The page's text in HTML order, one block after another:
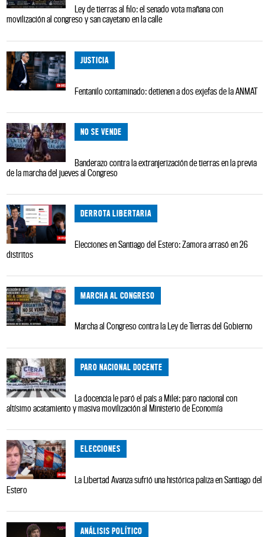
Ley de tierras al filo: el senado vota mañana con
movilización al congreso y san cayetano en la calle
JUSTICIA
Fentanilo contaminado: detienen a dos exjefas de la ANMAT
NO SE VENDE
Banderazo contra la extranjerización de tierras en la previa
de la marcha del jueves al Congreso
DERROTA LIBERTARIA
Elecciones en Santiago del Estero: Zamora arrasó en 26
distritos
MARCHA AL CONGRESO
Marcha al Congreso contra la Ley de Tierras del Gobierno
PARO NACIONAL DOCENTE
La docencia le paró el país a Milei: paro nacional con
altísimo acatamiento y masiva movilización al Ministerio de Economía
ELECCIONES
La Libertad Avanza sufrió una histórica paliza en Santiago del
Estero
ANÁLISIS POLÍTICO